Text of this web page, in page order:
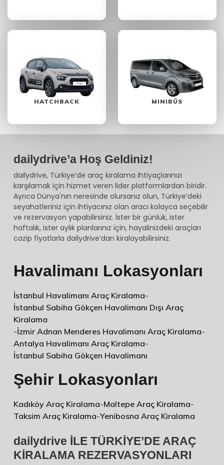
HATCHBACK MINIBÜS
dailydrive’a Hoş Geldiniz!
dailydrive, Türkiye’de araç kiralama ihtiyaçlarınızı
karşılamak için hizmet veren lider platformlardan biridir.
Ayrıca Dünya'nın neresinde olursanız olun, Türkiye’deki
seyahatleriniz için ihtiyacınız olan aracı kolayca seçebilir
ve rezervasyon yapabilirsiniz. İster bir günlük, ister
haftalık, ister aylık planlarınız için, hayalinizdeki araçları
cazip fiyatlarla dailydrive’dan kiralayabilirsiniz.
Havalimanı Lokasyonları
İstanbul Havalimanı Araç Kiralama-
İstanbul Sabiha Gökçen Havalimanı Dışı Araç
Kiralama
-İzmir Adnan Menderes Havalimanı Araç Kiralama-
Antalya Havalimanı Araç Kiralama-
İstanbul Sabiha Gökçen Havalimanı
Şehir Lokasyonları
Kadıköy Araç Kiralama-Maltepe Araç Kiralama-
Taksim Araç Kiralama-Yenibosna Araç Kiralama
dailydrive İLE TÜRKİYE’DE ARAÇ
KİRALAMA REZERVASYONLARI